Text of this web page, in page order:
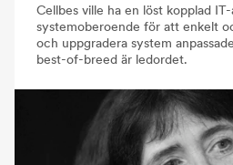
Cellbes ville ha en löst kopplad
systemoberoende för att enkelt
och uppgradera system
best-of-breed är ledordet.